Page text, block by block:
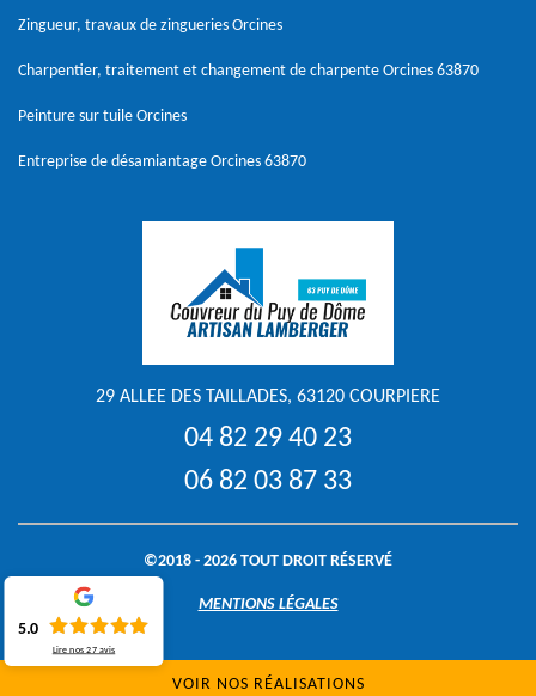
Zingueur, travaux de zingueries Orcines
Charpentier, traitement et changement de charpente Orcines 63870
Peinture sur tuile Orcines
Entreprise de désamiantage Orcines 63870
29 ALLEE DES TAILLADES, 63120 COURPIERE
04 82 29 40 23
06 82 03 87 33
©2018 - 2026 TOUT DROIT RÉSERVÉ
MENTIONS LÉGALES
VOIR NOS RÉALISATIONS
5.0
Lire nos27 avis